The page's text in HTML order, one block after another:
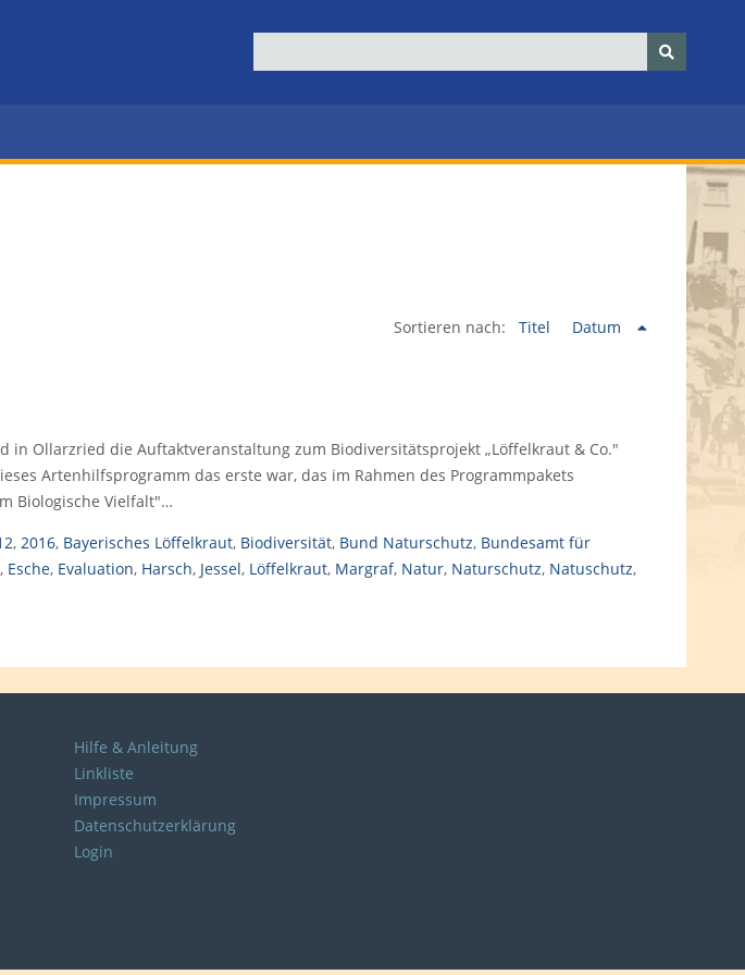
Sortieren nach: Titel Datum
in Ollarzried die Auftaktveranstaltung zum Biodiversitätsprojekt „Löffelkraut & Co."
Artenhilfsprogramm das erste war, das im Rahmen des Programmpakets
Biologische Vielfalt"…
, 2016, Bayerisches Löffelkraut, Biodiversität, Bund Naturschutz, Bundesamt für
, Esche, Evaluation, Harsch, Jessel, Löffelkraut, Margraf, Natur, Naturschutz, Natuschutz,
Hilfe & Anleitung
Linkliste
Impressum
Datenschutzerklärung
Login